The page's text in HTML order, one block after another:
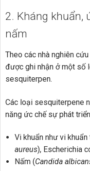
2. Kháng khuẩn,
nấm
Theo các nhà nghiên
được ghi nhận ở một số
sesquiterpen.
Các loại sesquiterpene
năng ức chế sự phát
Vi khuẩn như vi
aureus), Escherichia
Nấm (Candida